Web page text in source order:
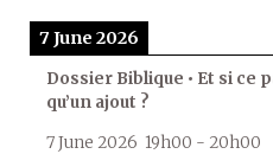
7 June 2026
Dossier Biblique • Et si ce
qu’un ajout ?
7 June 2026 19h00 - 20h00